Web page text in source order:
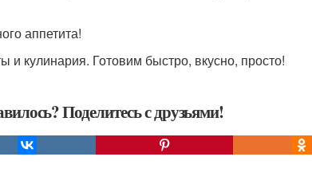
аппетита!
и кулинария. Готовим быстро, вкусно, просто!
Поделитесь с друзьями!